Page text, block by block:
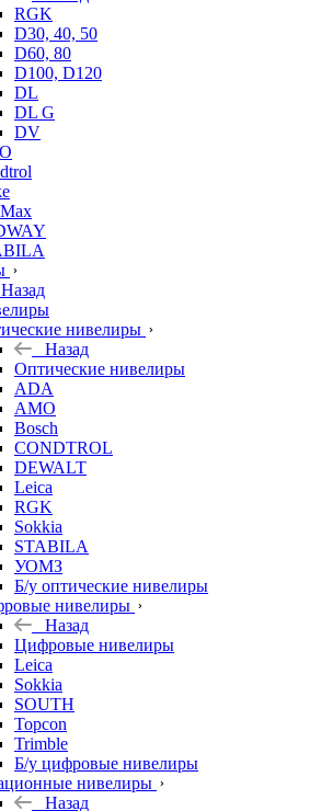
RGK
D30, 40, 50
D60, 80
D100, D120
DL
DL G
DV
Назад
нивелиры
Назад
Оптические нивелиры
ADA
AMO
Bosch
CONDTROL
DEWALT
Leica
RGK
Sokkia
STABILA
УОМЗ
Б/у оптические нивелиры
нивелиры
Назад
Цифровые нивелиры
Leica
Sokkia
SOUTH
Topcon
Trimble
Б/у цифровые нивелиры
нивелиры
Назад